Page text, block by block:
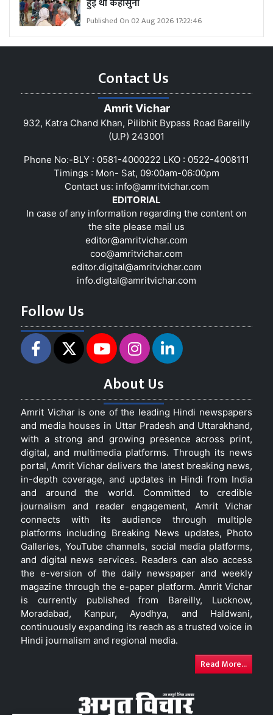
Published On 02 Aug 2026 17:22:46
Contact Us
Amrit Vichar
932, Katra Chand Khan, Pilibhit Bypass Road Bareilly
(U.P) 243001
Phone No:-BLY : 0581-4000222 LKO : 0522-4008111
Timings : Mon- Sat, 09:00am-06:00pm
Contact us: info@amritvichar.com
EDITORIAL
In case of any information regarding the content on
the site please mail us
editor@amritvichar.com
coo@amritvichar.com
editor.digital@amritvichar.com
info.digtal@amritvichar.com
Follow Us
About Us
Amrit Vichar is one of the leading Hindi newspapers
and media houses in Uttar Pradesh and Uttarakhand,
with a strong and growing presence across print,
digital, and multimedia platforms. Through its news
portal, Amrit Vichar delivers the latest breaking news,
in-depth coverage, and updates in Hindi from India
and around the world. Committed to credible
journalism and reader engagement, Amrit Vichar
connects with its audience through multiple
platforms including Breaking News updates, Photo
Galleries, YouTube channels, social media platforms,
and digital news services. Readers can also access
the e-version of the daily newspaper and weekly
magazine through the e-paper platform. Amrit Vichar
is currently published from Bareilly, Lucknow,
Moradabad, Kanpur, Ayodhya, and Haldwani,
continuously expanding its reach as a trusted voice in
Hindi journalism and regional media.
Read More...